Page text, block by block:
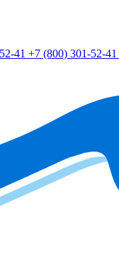
41 +7 (800) 301-52-41